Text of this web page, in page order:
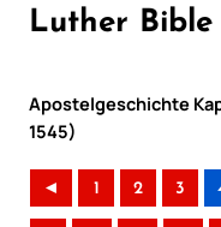
Luther Bible
Apostelgeschichte
1545)
◄ 1 2 3